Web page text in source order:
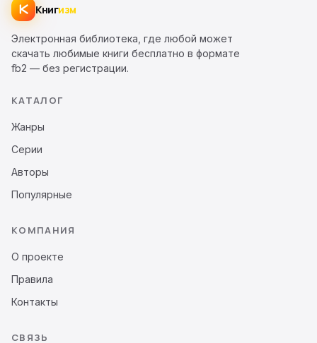
Книгизм
Электронная библиотека, где любой может
скачать любимые книги бесплатно в формате
fb2 — без регистрации.
КАТАЛОГ
Жанры
Серии
Авторы
Популярные
КОМПАНИЯ
О проекте
Правила
Контакты
СВЯЗЬ